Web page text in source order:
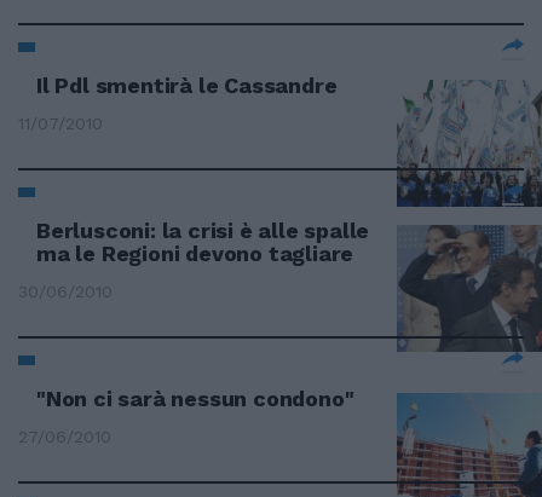
Il Pdl smentirà le Cassandre
11/07/2010
Berlusconi: la crisi è alle spalle
ma le Regioni devono tagliare
30/06/2010
"Non ci sarà nessun condono"
27/06/2010